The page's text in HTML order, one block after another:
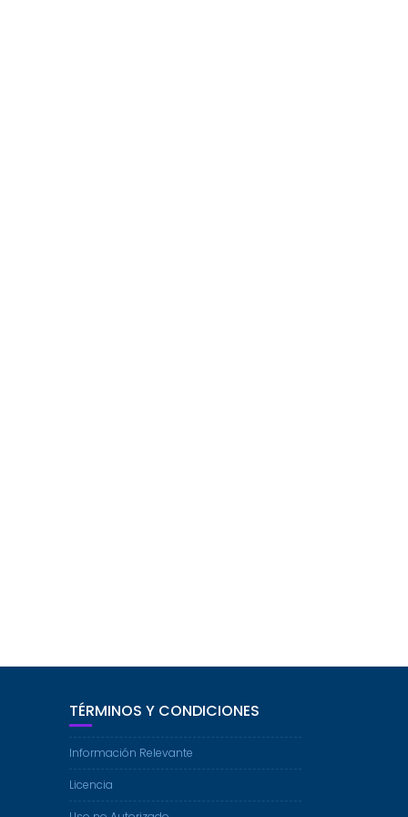
TÉRMINOS Y CONDICIONES
Información Relevante
Licencia